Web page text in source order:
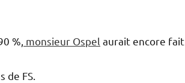
%, monsieur Ospel aurait encore fait
FS.